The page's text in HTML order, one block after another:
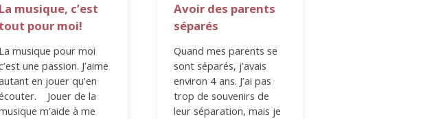
musique, c’est
pour moi!
musique pour moi
une passion. J’aime
en jouer qu’en
Jouer de la
m’aide à me
Avoir des parents
séparés
Quand mes parents se
sont séparés, j’avais
environ 4 ans. J’ai pas
trop de souvenirs de
leur séparation, mais je